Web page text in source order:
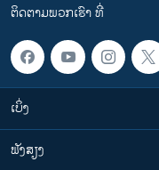
ຕິດຕາມພວກເຮົາ ທີ່
ເບິ່ງ
ຟັງສຽງ